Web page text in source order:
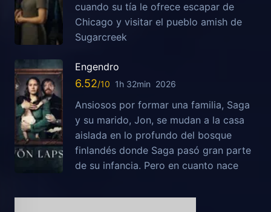
cuando su tía le ofrece escapar de
Chicago y visitar el pueblo amish de
Sugarcreek
Engendro
6.52 1h 32min 2026
Ansiosos por formar una familia, Saga
y su marido, Jon, se mudan a la casa
aislada en lo profundo del bosque
finlandés donde Saga pasó gran parte
de su infancia. Pero en cuanto nace